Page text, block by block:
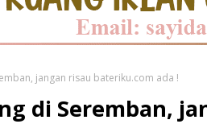
jangan risau bateriku.com ada !
di Seremban,